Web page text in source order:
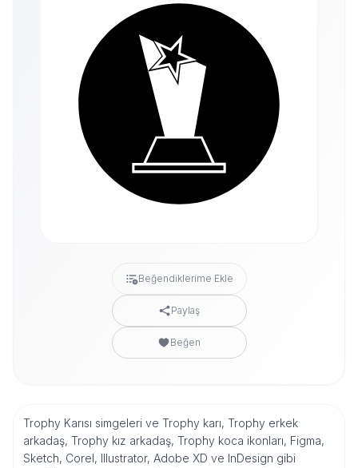
Beğendiklerime Ekle
Paylaş
Beğen
Trophy Karısı simgeleri ve Trophy karı, Trophy erkek
arkadaş, Trophy kız arkadaş, Trophy koca ikonları, Figma,
Sketch, Corel, Illustrator, Adobe XD ve InDesign gibi